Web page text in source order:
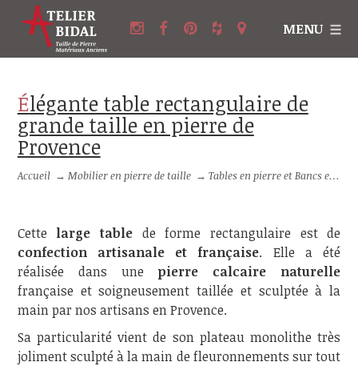
MENU
Élégante table rectangulaire de
grande taille en pierre de
Provence
Accueil → Mobilier en pierre de taille →Tables en pierre et Bancs en pierre
Cette large table de forme rectangulaire est de
confection artisanale et française. Elle a été
réalisée dans unepierre calcaire naturelle
française et soigneusement taillée et sculptée à la
main par nos artisans en Provence.
Sa particularité vient de son plateau monolithe très
joliment sculpté à la main de fleuronnements sur tout